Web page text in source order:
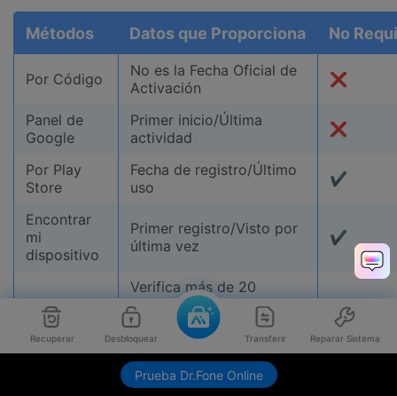
Recuperar Desbloquear Transferir Reparar Sistema
Prueba Dr.Fone Online
Métodos Datos que Proporciona No
Por Código
No es la Fecha Oficial de
Activación
❌
Panel de
Google
Primer inicio/Última
actividad
❌
Por Play
Store
Fecha de registro/Último
uso
✔
Encontrar
mi
dispositivo
Primer registro/Visto por
última vez
✔
Dr.Fone –
Desbloqueo
Online
Verifica más de 20
aspectos (garantía,
compra/activación,
blacklist, KNOX Guard,
etc.) para
Samsung/Android y Apple
❌